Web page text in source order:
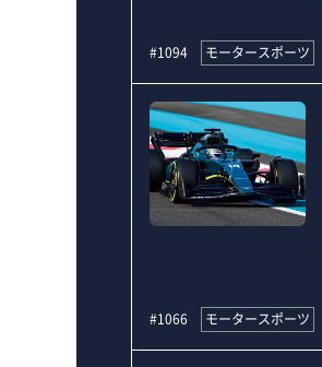
#1094 モータースポーツ
#1066 モータースポーツ